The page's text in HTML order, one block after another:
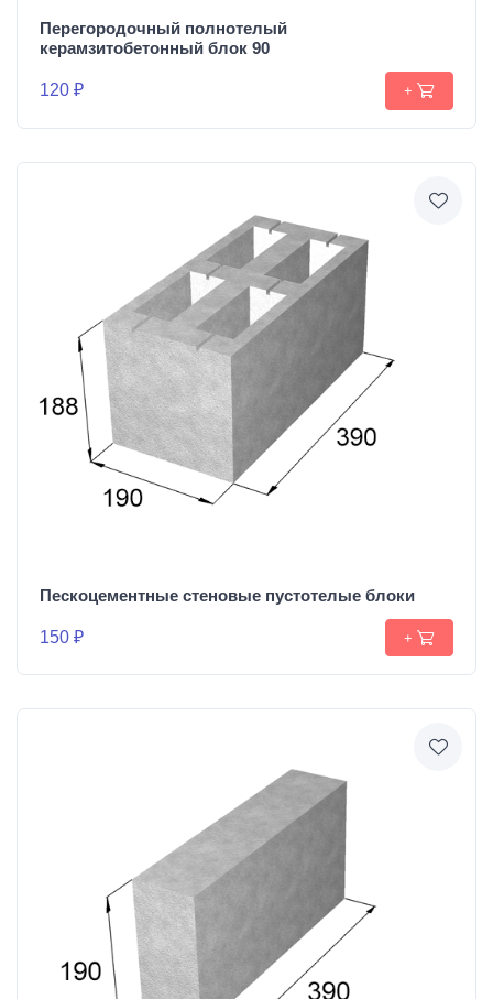
Перегородочный полнотелый
керамзитобетонный блок 90
120 ₽ +
Пескоцементные стеновые пустотелые блоки
150 ₽ +